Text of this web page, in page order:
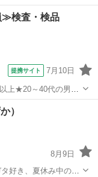
付けていたので破け
で良かったと使って
ビーカー
≫検査・検品
提携サイト 7月10日
上★20～40代の男女
業◎マイカー通勤OK
の工場の
）
8月9日
好き、夏休み中の自